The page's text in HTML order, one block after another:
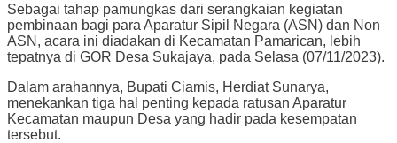
Sebagai tahap pamungkas dari serangkaian kegiatan
pembinaan bagi para Aparatur Sipil Negara (ASN) dan Non
ASN, acara ini diadakan di Kecamatan Pamarican, lebih
tepatnya di GOR Desa Sukajaya, pada Selasa (07/11/2023).
Dalam arahannya, Bupati Ciamis, Herdiat Sunarya,
menekankan tiga hal penting kepada ratusan Aparatur
Kecamatan maupun Desa yang hadir pada kesempatan
tersebut.